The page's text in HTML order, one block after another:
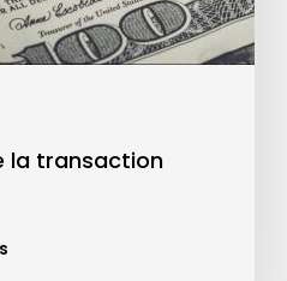
la transaction